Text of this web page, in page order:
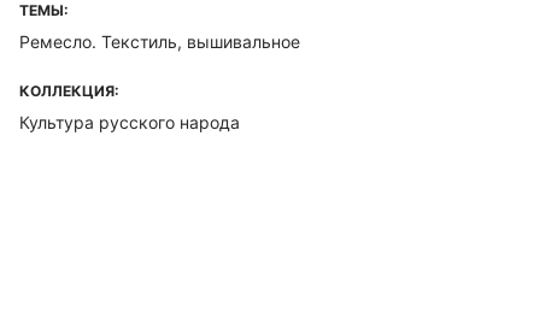
ТЕМЫ:
Ремесло. Текстиль, вышивальное
КОЛЛЕКЦИЯ:
Культура русского народа